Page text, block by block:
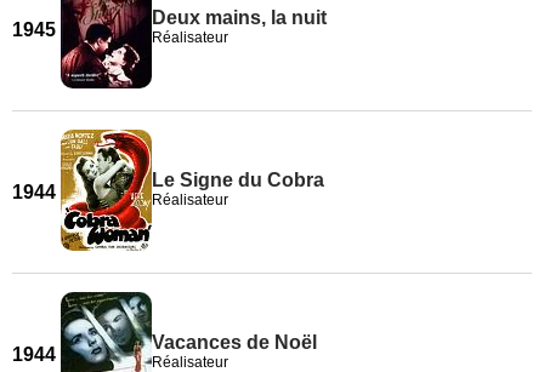
1945
Deux mains, la nuit
Réalisateur
1944
Le Signe du Cobra
Réalisateur
1944
Vacances de Noël
Réalisateur